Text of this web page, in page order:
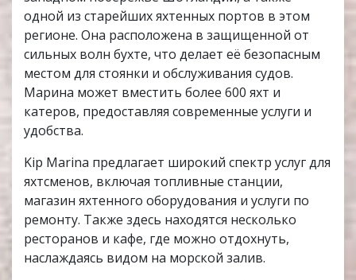
одной из старейших яхтенных портов в этом
регионе. Она расположена в защищенной от
сильных волн бухте, что делает её безопасным
местом для стоянки и обслуживания судов.
Марина может вместить более 600 яхт и
катеров, предоставляя современные услуги и
удобства.
Kip Marina предлагает широкий спектр услуг для
яхтсменов, включая топливные станции,
магазин яхтенного оборудования и услуги по
ремонту. Также здесь находятся несколько
ресторанов и кафе, где можно отдохнуть,
наслаждаясь видом на морской залив.